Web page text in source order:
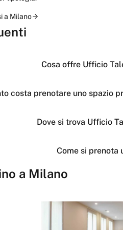
a Milano
Cosa offre Ufficio
costa prenotare uno spazio
Dove si trova Ufficio
Come si prenota
a Milano